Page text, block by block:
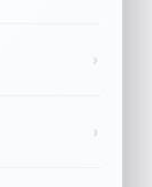
›
›